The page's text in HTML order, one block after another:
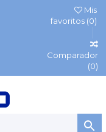
Mis
favoritos (0)
Comparador
(0)